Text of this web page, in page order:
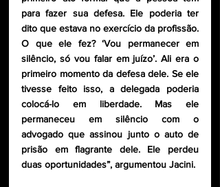
para fazer sua defesa. Ele poderia ter
dito que estava no exercício da profissão.
O que ele fez? ‘Vou permanecer em
silêncio, só vou falar em juízo’. Ali era o
primeiro momento da defesa dele. Se ele
tivesse feito isso, a delegada poderia
colocá-lo em liberdade. Mas ele
permaneceu em silêncio com o
advogado que assinou junto o auto de
prisão em flagrante dele. Ele perdeu
duas oportunidades”, argumentou Jacini.